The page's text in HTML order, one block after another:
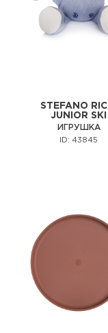
STEFANO
JUNIOR SKI
ИГРУШКА
ID: 43845